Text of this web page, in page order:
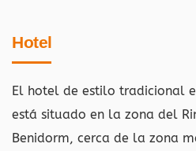
Hotel
El hotel de estilo tradicional
está situado en la zona del
Benidorm, cerca de la zona